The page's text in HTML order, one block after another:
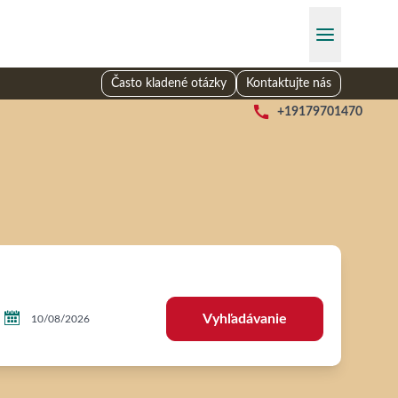
Často kladené otázky Kontaktujte nás
 +19179701470
 Vyhľadávanie